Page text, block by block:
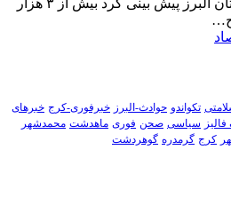
مدیر جهاد کشاورزی شهرستان البرز پیش بینی کرد بیش از ۳ هزار
تکواندو حوادث-البرز خبرفوری-کرج خبرهای
سیاسی صحن فوری ماهدشت محمدشهر
کرج گرمدره گوهردشت